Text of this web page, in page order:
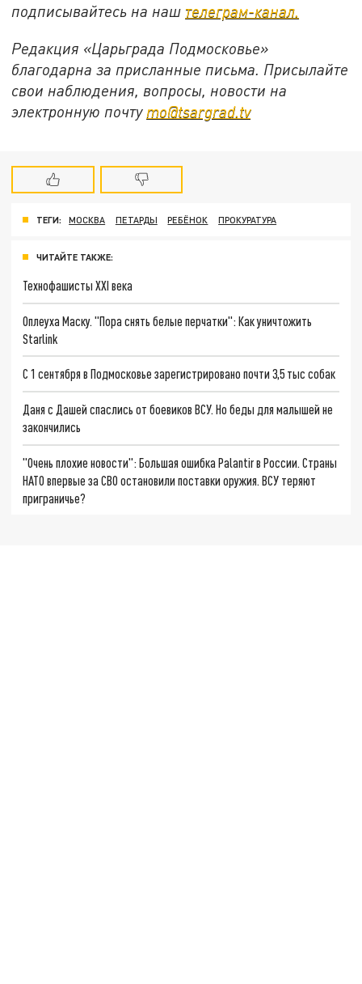
подписывайтесь на наш телеграм-канал.
Редакция «Царьграда Подмосковье»
благодарна за присланные письма. Присылайте
свои наблюдения, вопросы, новости на
электронную почту mo@tsargrad.tv
ТЕГИ: МОСКВА ПЕТАРДЫ РЕБЁНОК ПРОКУРАТУРА
ЧИТАЙТЕ ТАКЖЕ:
Технофашисты XXI века
Оплеуха Маску. "Пора снять белые перчатки": Как уничтожить
Starlink
С 1 сентября в Подмосковье зарегистрировано почти 3,5 тыс собак
Даня с Дашей спаслись от боевиков ВСУ. Но беды для малышей не
закончились
"Очень плохие новости": Большая ошибка Palantir в России. Страны
НАТО впервые за СВО остановили поставки оружия. ВСУ теряют
приграничье?